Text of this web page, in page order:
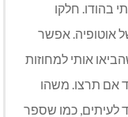
בהודו. חלקו
אוטופיה. אפשר
אותי למחוזות
אם תרצו. משהו
לעיתים, כמו שספר